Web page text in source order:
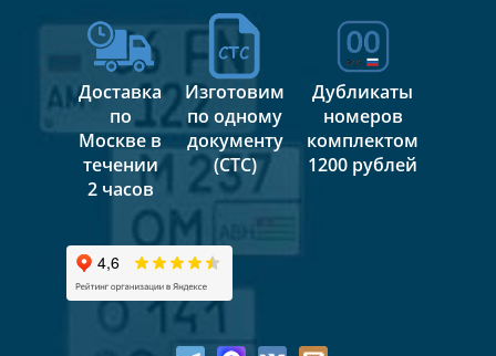
Доставка
по
Москве в
течении
2 часов
Изготовим
по одному
документу
(СТС)
Дубликаты
номеров
комплектом
1200 рублей